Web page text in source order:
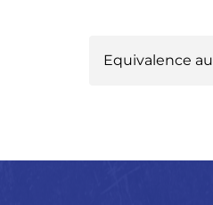
Equivalence
PEUGEOT :